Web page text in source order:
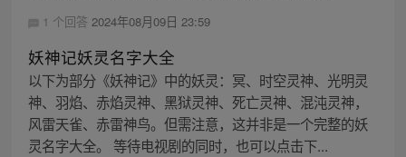
1 个回答 2024年08月09日 23:59
妖神记妖灵名字大全
以下为部分《妖神记》中的妖灵：冥、时空灵神、光明灵
神、羽焰、赤焰灵神、黑狱灵神、死亡灵神、混沌灵神，
风雷天雀、赤雷神鸟。但需注意，这并非是一个完整的妖
灵名字大全。 等待电视剧的同时，也可以点击下...